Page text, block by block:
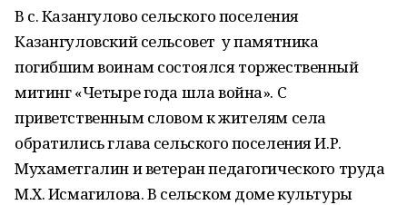
В с. Казангулово сельского поселения
Казангуловский сельсовет у памятника
погибшим воинам состоялся торжественный
митинг «Четыре года шла война». С
приветственным словом к жителям села
обратились глава сельского поселения И.Р.
Мухаметгалин и ветеран педагогического труда
М.Х. Исмагилова. В сельском доме культуры